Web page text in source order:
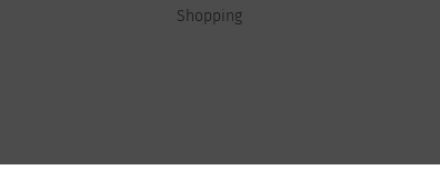
Shopping